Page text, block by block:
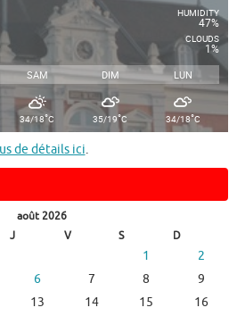
HUMIDITY
47%
CLOUDS
1%
SAM DIM LUN
34/18°C 35/19°C 34/18°C
de détails ici.
août 2026
J V S D
1
2
6 7 8
9
13 14 15
16